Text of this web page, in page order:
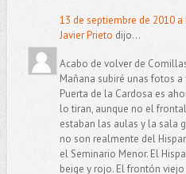
13 de septiembre de 2010 a
Javier Prieto dijo...
Acabo de volver de
Mañana subiré unas fotos
Puerta de la Cardosa es
lo tiran, aunque no el
estaban las aulas y la sala
no son realmente del
el Seminario Menor. El
beige y rojo. El frontón